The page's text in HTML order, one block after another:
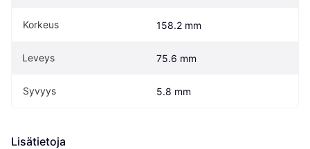
Korkeus 158.2 mm
Leveys 75.6 mm
Syvyys 5.8 mm
Lisätietoja